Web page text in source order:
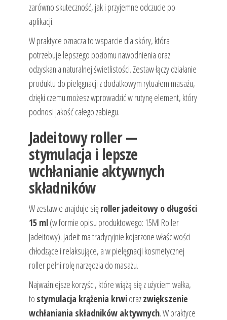
zarówno skuteczność, jak i przyjemne odczucie po
aplikacji.
W praktyce oznacza to wsparcie dla skóry, która
potrzebuje lepszego poziomu nawodnienia oraz
odzyskania naturalnej świetlistości. Zestaw łączy działanie
produktu do pielęgnacji z dodatkowym rytuałem masażu,
dzięki czemu możesz wprowadzić w rutynę element, który
podnosi jakość całego zabiegu.
Jadeitowy roller —
stymulacja i lepsze
wchłanianie aktywnych
składników
W zestawie znajduje sięroller jadeitowy o długości
15 ml(w formie opisu produktowego: 15Ml Roller
Jadeitowy). Jadeit ma tradycyjnie kojarzone właściwości
chłodzące i relaksujące, a w pielęgnacji kosmetycznej
roller pełni rolę narzędzia do masażu.
Najważniejsze korzyści, które wiążą się z użyciem wałka,
to stymulacja krążenia krwiorazzwiększenie
wchłaniania składników aktywnych. W praktyce